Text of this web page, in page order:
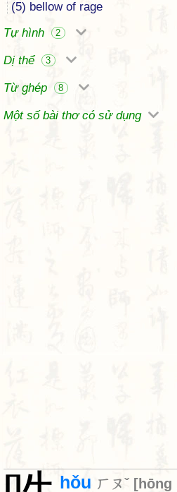
(5) bellow of rage
Tự hình
2
Dị thể 3
Từ ghép 8
Một số bài thơ có sử dụng
hǒu ㄏㄡˇ [hōng